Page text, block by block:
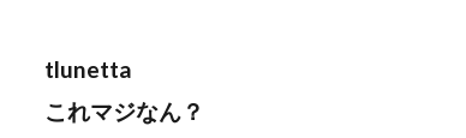
tlunetta
これマジなん？